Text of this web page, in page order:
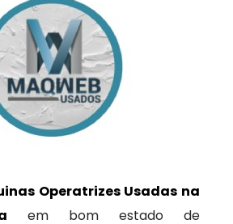
Operatrizes Usadas na
em bom estado de